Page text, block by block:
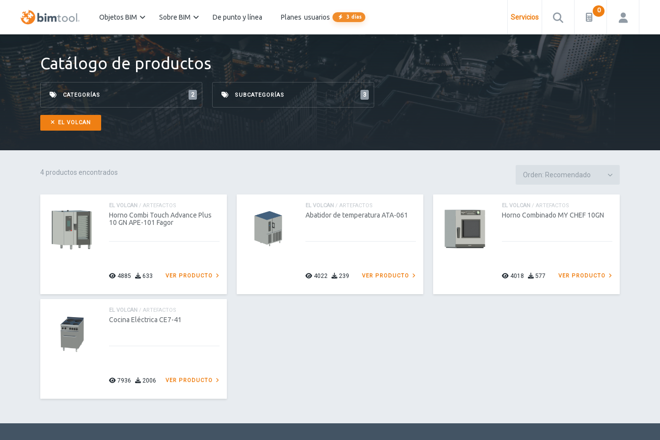
Servicios
Objetos BIM Sobre BIM De punto y línea Planes usuarios 3 días
Catálogo de productos
2
CATEGORÍAS 3
SUBCATEGORÍAS
EL VOLCAN
4 productos encontrados
EL VOLCAN / ARTEFACTOS
Horno Combi Touch Advance Plus
10 GN APE-101 Fagor
4885 633 VER PRODUCTO
EL VOLCAN / ARTEFACTOS
Abatidor de temperatura ATA-061
4022 239 VER PRODUCTO
EL VOLCAN / ARTEFACTOS
Horno Combinado MY CHEF 10GN
4018 577 VER PRODUCTO
EL VOLCAN / ARTEFACTOS
Cocina Eléctrica CE7-41
7936 2006 VER PRODUCTO